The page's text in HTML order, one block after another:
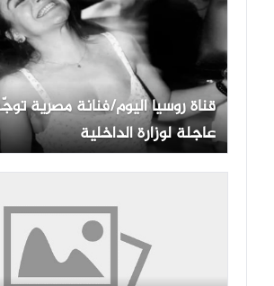
قناة روسيا اليوم/فنانة مصرية
عاجلة لوزارة الداخلية